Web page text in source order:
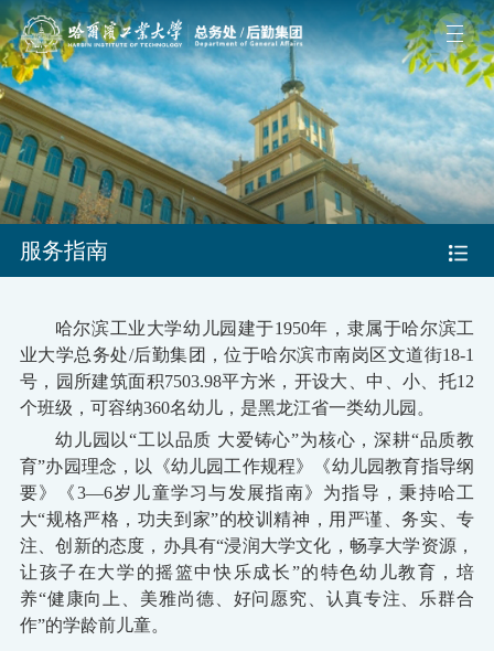
服务指南
哈尔滨工业大学幼儿园建于1950年，隶属于哈尔滨工
业大学总务处/后勤集团，位于哈尔滨市南岗区文道街18-1
号，园所建筑面积7503.98平方米，开设大、中、小、托1 2
个班级，可容纳360名幼儿，是黑龙江省一类幼儿园。
幼儿园以“工以品质 大爱铸心”为核心，深耕“品质教
育”办园理念，以《幼儿园工作规程》《幼儿园教育指导纲
要》《3—6岁儿童学习与发展指南》为指导，秉持哈工
大“规格严格，功夫到家”的校训精神，用严谨、务实、专
注、创新的态度，办具有“浸润大学文化，畅享大学资源，
让孩子在大学的摇篮中快乐成长”的特色幼儿教育，培
养“健康向上、美雅尚德、好问愿究、认真专注、乐群合
作”的学龄前儿童。